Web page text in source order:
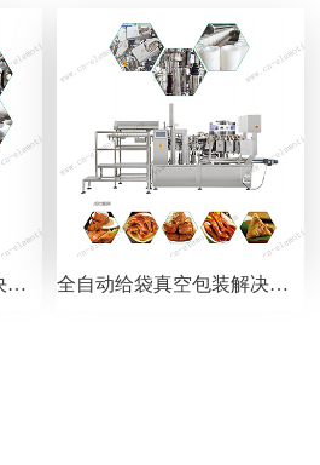
全自动给袋真空包装解决方案——卤蛋下料器 全自动给袋真空包装解决方案——环形下料器